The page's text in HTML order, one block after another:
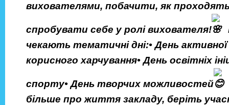
вихователями, побачити, як
спробувати себе у ролі вихователя!
чекають тематичні дні:• День
корисного харчування• День освітніх
спорту• День творчих можливостей
більше про життя закладу, беріть